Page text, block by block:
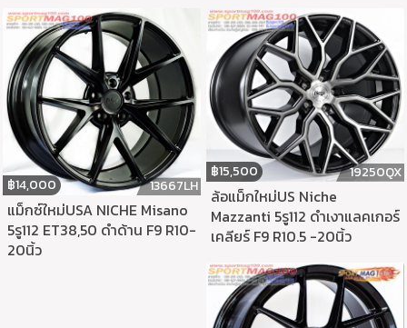
฿14,000 13667LH
แม็กซ์ใหม่USA NICHE Misano
5รู112 ET38,50 ดำด้าน F9 R10-
20นิ้ว
฿15,500 19250QX
ล้อแม็กใหม่US Niche
Mazzanti 5รู112 ดำเงาแลคเกอร์
เคลียร์ F9 R10.5 -20นิ้ว